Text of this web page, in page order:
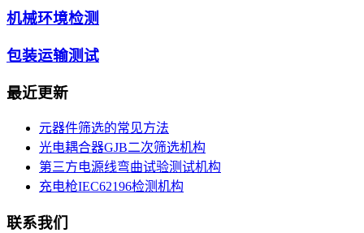
机械环境检测
包装运输测试
最近更新
元器件筛选的常见方法
光电耦合器GJB二次筛选机构
第三方电源线弯曲试验测试机构
充电枪IEC62196检测机构
联系我们